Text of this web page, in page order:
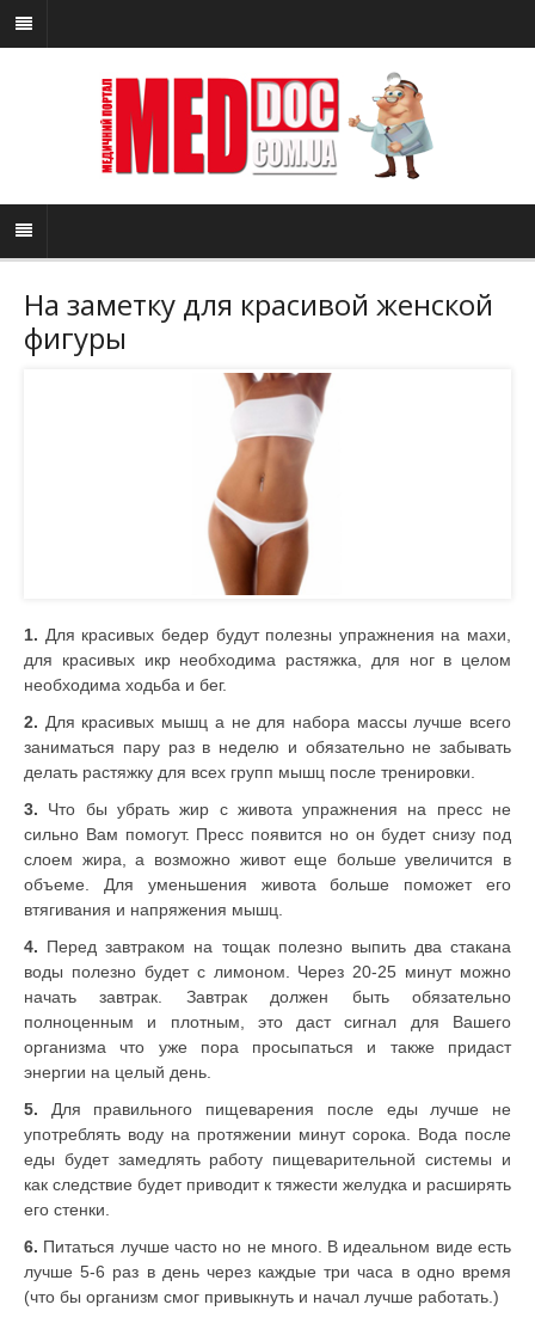
На заметку для красивой женской
фигуры
1. Для красивых бедер будут полезны упражнения на махи,
для красивых икр необходима растяжка, для ног в целом
необходима ходьба и бег.
2. Для красивых мышц а не для набора массы лучше всего
заниматься пару раз в неделю и обязательно не забывать
делать растяжку для всех групп мышц после тренировки.
3. Что бы убрать жир с живота упражнения на пресс не
сильно Вам помогут. Пресс появится но он будет снизу под
слоем жира, а возможно живот еще больше увеличится в
объеме. Для уменьшения живота больше поможет его
втягивания и напряжения мышц.
4. Перед завтраком на тощак полезно выпить два стакана
воды полезно будет с лимоном. Через 20-25 минут можно
начать завтрак. Завтрак должен быть обязательно
полноценным и плотным, это даст сигнал для Вашего
организма что уже пора просыпаться и также придаст
энергии на целый день.
5. Для правильного пищеварения после еды лучше не
употреблять воду на протяжении минут сорока. Вода после
еды будет замедлять работу пищеварительной системы и
как следствие будет приводит к тяжести желудка и расширять
его стенки.
6. Питаться лучше часто но не много. В идеальном виде есть
лучше 5-6 раз в день через каждые три часа в одно время
(что бы организм смог привыкнуть и начал лучше работать.)